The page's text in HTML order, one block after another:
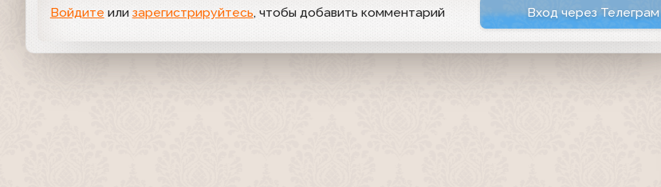
Войдите или зарегистрируйтесь, чтобы добавить комментарий Вход через Телеграм